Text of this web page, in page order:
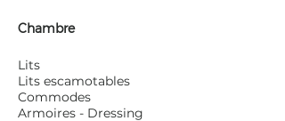
Chambre
Lits
Lits escamotables
Commodes
Armoires - Dressing